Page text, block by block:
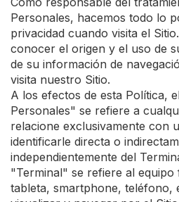
Personales, hacemos todo lo
privacidad cuando visita el
conocer el origen y el uso de
de su información de
visita nuestro Sitio.
A los efectos de esta Política,
Personales" se refiere a
relacione exclusivamente con
identificarle directa o
independientemente del
"Terminal" se refiere al equipo
tableta, smartphone, teléfono,